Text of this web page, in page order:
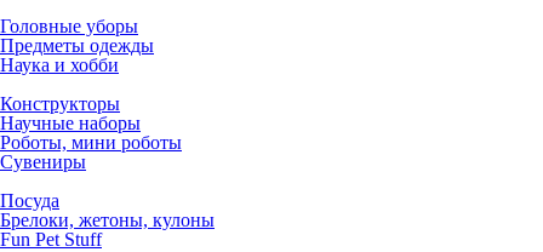
Головные уборы
Предметы одежды
Наука и хобби
Конструкторы
Научные наборы
Роботы, мини роботы
Сувениры
Посуда
Брелоки, жетоны, кулоны
Fun Pet Stuff